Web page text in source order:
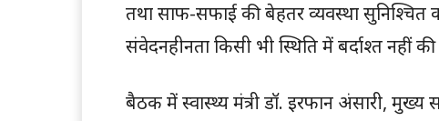
तथा साफ-सफाई की बेहतर व्यवस्था सुनिश्चित
संवेदनहीनता किसी भी स्थिति में बर्दाश्त नहीं
बैठक में स्वास्थ्य मंत्री डॉ. इरफान अंसारी,